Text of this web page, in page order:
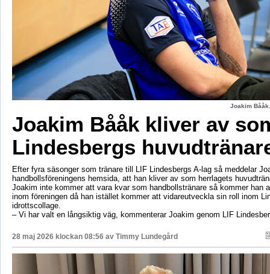
Joakim
Joakim Bååk kliver av
Lindesbergs
Efter fyra säsonger som tränare till LIF Lindesbergs A-lag så meddelar
handbollsföreningens hemsida, att han kliver av som herrlagets
Joakim inte kommer att vara kvar som handbollstränare så kommer han
inom föreningen då han istället kommer att vidareutveckla sin roll inom
idrottscollage.
– Vi har valt en långsiktig väg, kommenterar Joakim genom LIF
28 maj 2026 klockan 08:56 av Timmy Lundegård